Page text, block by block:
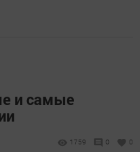
и самые
1759 0 0